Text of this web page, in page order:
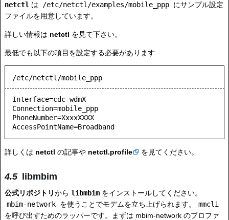
netctl は /etc/netctl/examples/mobile_ppp にサンプル設定
ファイルを用意しています。
詳しい情報は netctl を見て下さい。
最低でも以下の項目を設定する必要があります:
/etc/netctl/mobile_ppp
Interface=cdc-wdmX
Connection=mobile_ppp
PhoneNumber=XxxxXXXX
詳しくは netctl の記事や netctl.profile を見てください。
libmbim
公式リポジトリから libmbim をインストールしてください。
mbim-network を使うことでモデムを立ち上げられます。
mmcli
を呼び出すためのラッパーです。まずは mbim-network のプロファ